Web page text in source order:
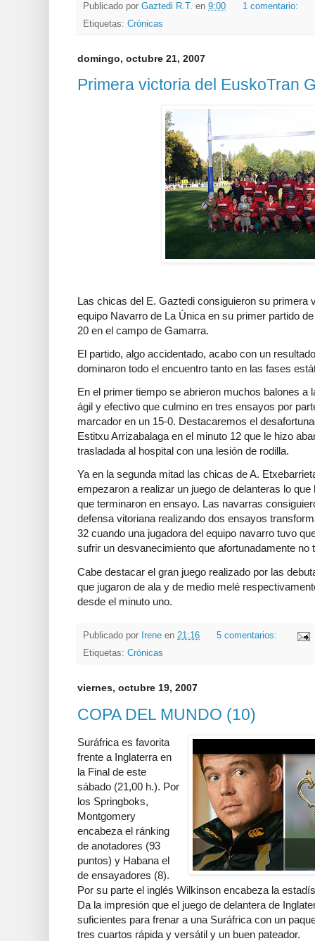
Publicado por Gaztedi R.T. en 9:00
1 comentario:
Etiquetas: Crónicas
domingo, octubre 21, 2007
Primera victoria del EuskoTran
Las chicas del E. Gaztedi consiguieron su primera
equipo Navarro de La Única en su primer partido
20 en el campo de Gamarra.
El partido, algo accidentado, acabo con un
dominaron todo el encuentro tanto en las fases
En el primer tiempo se abrieron muchos balones a
ágil y efectivo que culmino en tres ensayos por
marcador en un 15-0. Destacaremos el
Estitxu Arrizabalaga en el minuto 12 que le hizo
trasladada al hospital con una lesión de rodilla.
Ya en la segunda mitad las chicas de A.
empezaron a realizar un juego de delanteras lo
que terminaron en ensayo. Las navarras
defensa vitoriana realizando dos ensayos
32 cuando una jugadora del equipo navarro tuvo
sufrir un desvanecimiento que afortunadamente no
Cabe destacar el gran juego realizado por las
que jugaron de ala y de medio melé
desde el minuto uno.
Publicado por Irene en 21:16
5 comentarios:
Etiquetas: Crónicas
viernes, octubre 19, 2007
COPA DEL MUNDO (10)
Suráfrica es favorita
frente a Inglaterra en
la Final de este
sábado (21,00 h.). Por
los Springboks,
Montgomery
encabeza el ránking
de anotadores (93
puntos) y Habana el
de ensayadores (8).
Por su parte el inglés Wilkinson encabeza la
Da la impresión que el juego de delantera de
suficientes para frenar a una Suráfrica con un
tres cuartos rápida y versátil y un buen pateador.